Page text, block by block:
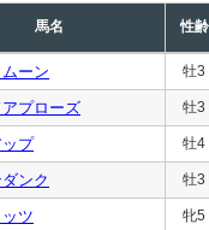
馬名 性齢
ーン 牡3
プローズ 牡3
ップ 牡4
ンク 牡3
ツ 牝5